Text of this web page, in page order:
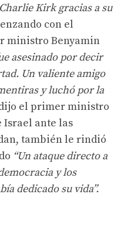
Kirk gracias a su
con el
ministro Benyamin
asesinado por decir
Un valiente amigo
y luchó por la
el primer ministro
Israel ante las
también le rindió
“Un ataque directo a
y los
dedicado su vida”.